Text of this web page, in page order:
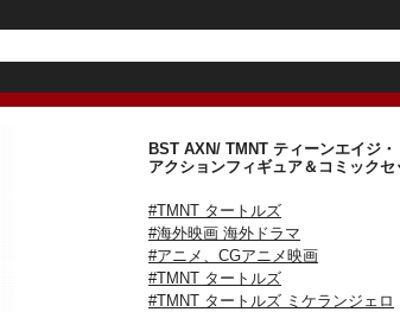
BST AXN/ TMNT ティーンエイジ
アクションフィギュア＆コミッ
#TMNT タートルズ
#海外映画 海外ドラマ
#アニメ、CGアニメ映画
#TMNT タートルズ
#TMNT タートルズ ミケランジェロ